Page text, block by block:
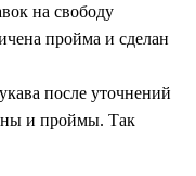
на свободу
пройма и сделан
после уточнений
и проймы. Так